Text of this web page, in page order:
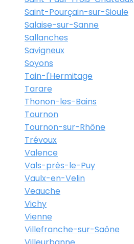
Saint-Pourçain-sur-Sioule
Salaise-sur-Sanne
Sallanches
Savigneux
Soyons
Tain-l'Hermitage
Tarare
Thonon-les-Bains
Tournon
Tournon-sur-Rhône
Trévoux
Valence
Vals-près-le-Puy
Vaulx-en-Velin
Veauche
Vichy
Vienne
Villefranche-sur-Saône